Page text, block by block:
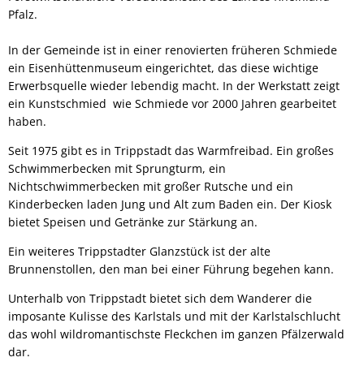
Pfalz.
In der Gemeinde ist in einer renovierten früheren Schmiede
ein Eisenhüttenmuseum eingerichtet, das diese wichtige
Erwerbsquelle wieder lebendig macht. In der Werkstatt zeigt
ein Kunstschmied wie Schmiede vor 2000 Jahren gearbeitet
haben.
Seit 1975 gibt es in Trippstadt das Warmfreibad. Ein großes
Schwimmerbecken mit Sprungturm, ein
Nichtschwimmerbecken mit großer Rutsche und ein
Kinderbecken laden Jung und Alt zum Baden ein. Der Kiosk
bietet Speisen und Getränke zur Stärkung an.
Ein weiteres Trippstadter Glanzstück ist der alte
Brunnenstollen, den man bei einer Führung begehen kann.
Unterhalb von Trippstadt bietet sich dem Wanderer die
imposante Kulisse des Karlstals und mit der Karlstalschlucht
das wohl wildromantischste Fleckchen im ganzen Pfälzerwald
dar.